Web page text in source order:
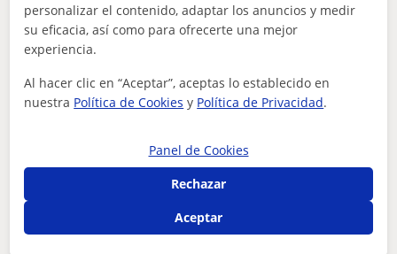
ver más Contactar
Diego
Matemáticas: Geometría, Trigonometría, Matemáticas
personalizar el contenido, adaptar los anuncios y medir
su eficacia, así como para ofrecerte una mejor
experiencia.
Al hacer clic en “Aceptar”, aceptas lo establecido en
nuestra Política de Cookies y Política de Privacidad.
Panel de Cookies
Rechazar
Aceptar